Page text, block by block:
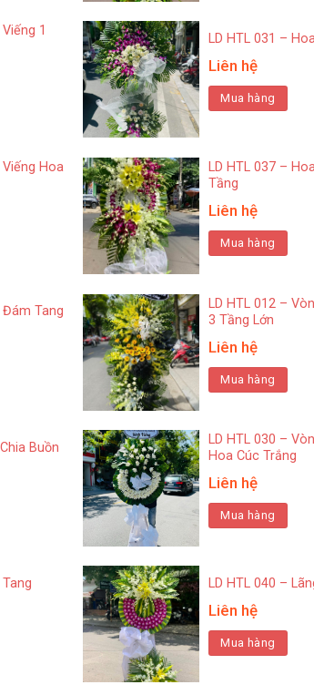
1
LD HTL 031 –
Liên hệ
Mua hàng
Hoa
LD HTL 037 –
Tầng
Liên hệ
Mua hàng
Đám Tang
LD HTL 012 –
3 Tầng Lớn
Liên hệ
Mua hàng
Buồn
LD HTL 030 –
Hoa Cúc Trắng
Liên hệ
Mua hàng
LD HTL 040 –
Liên hệ
Mua hàng